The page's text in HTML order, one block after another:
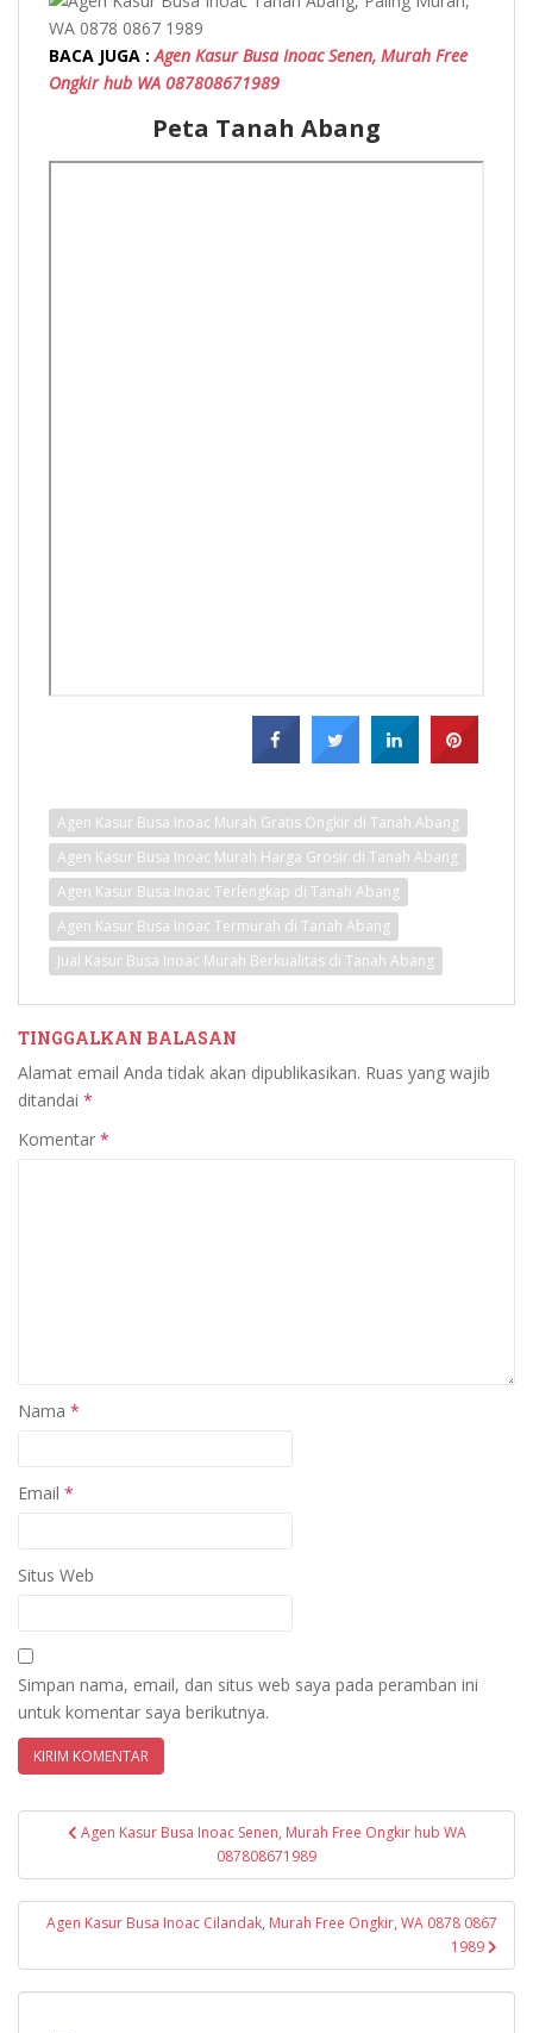
BACA JUGA :Agen Kasur Busa Inoac Senen, Murah Free
Ongkir hub WA 087808671989
Peta Tanah Abang
Agen Kasur Busa Inoac Murah Gratis Ongkir di Tanah Abang
Agen Kasur Busa Inoac Murah Harga Grosir di Tanah Abang
Agen Kasur Busa Inoac Terlengkap di Tanah Abang
Agen Kasur Busa Inoac Termurah di Tanah Abang
Jual Kasur Busa Inoac Murah Berkualitas di Tanah Abang
TINGGALKAN BALASAN
Alamat email Anda tidak akan dipublikasikan. Ruas yang wajib
ditandai *
Komentar *
Nama *
Email *
Situs Web
Simpan nama, email, dan situs web saya pada peramban ini
untuk komentar saya berikutnya.
NavigasiAgen Kasur Busa Inoac Senen, Murah Free Ongkir hub WA
087808671989
Agen Kasur Busa Inoac Cilandak, Murah Free Ongkir, WA 0878 0867
1989